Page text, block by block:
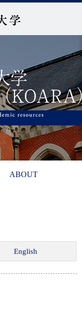
ABOUT